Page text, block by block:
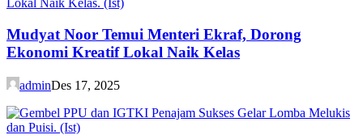
Mudyat Noor Temui Menteri Ekraf, Dorong
Ekonomi Kreatif Lokal Naik Kelas
adminDes 17, 2025